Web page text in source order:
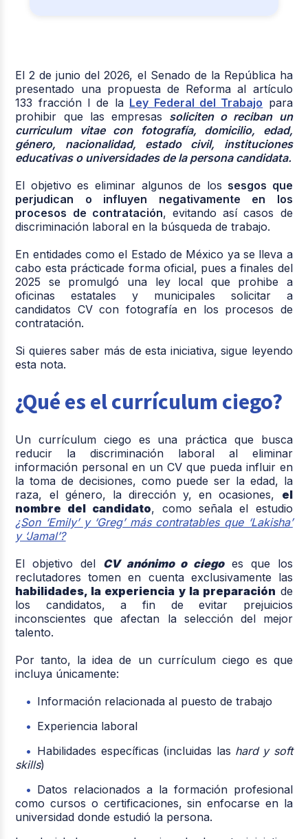
El 2 de junio del 2026, el Senado de la República ha
presentado una propuesta de Reforma al artículo
133 fracción I de la Ley Federal del Trabajo para
prohibir que las empresas soliciten o reciban un
curriculum vitae con fotografía, domicilio, edad,
género, nacionalidad, estado civil, instituciones
educativas o universidades de la persona candidata.
El objetivo es eliminar algunos de los sesgos que
perjudican o influyen negativamente en los
procesos de contratación, evitando así casos de
discriminación laboral en la búsqueda de trabajo.
En entidades como el Estado de México ya se lleva a
cabo esta prácticade forma oficial, pues a finales del
2025 se promulgó una ley local que prohibe a
oficinas estatales y municipales solicitar a
candidatos CV con fotografía en los procesos de
contratación.
Si quieres saber más de esta iniciativa, sigue leyendo
esta nota.
¿Qué es el currículum ciego?
Un currículum ciego es una práctica que busca
reducir la discriminación laboral al eliminar
información personal en un CV que pueda influir en
la toma de decisiones, como puede ser la edad, la
raza, el género, la dirección y, en ocasiones, el
nombre del candidato, como señala el estudio
¿Son ‘Emily’ y ‘Greg’ más contratables que ‘Lakisha’
y ‘Jamal’?
El objetivo del CV anónimo o ciegoes que los
reclutadores tomen en cuenta exclusivamente las
habilidades, la experiencia y la preparación de
los candidatos, a fin de evitar prejuicios
inconscientes que afectan la selección del mejor
talento.
Por tanto, la idea de un currículum ciego es que
incluya únicamente:
Información relacionada al puesto de trabajo
Experiencia laboral
Habilidades específicas (incluidas las hard y soft
skills)
Datos relacionados a la formación profesional
como cursos o certificaciones, sin enfocarse en la
universidad donde estudió la persona.